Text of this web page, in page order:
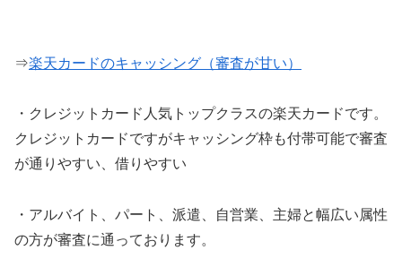
⇒楽天カードのキャッシング（審査が甘い）
・クレジットカード人気トップクラスの楽天カードです。
クレジットカードですがキャッシング枠も付帯可能で審査
が通りやすい、借りやすい
・アルバイト、パート、派遣、自営業、主婦と幅広い属性
の方が審査に通っております。